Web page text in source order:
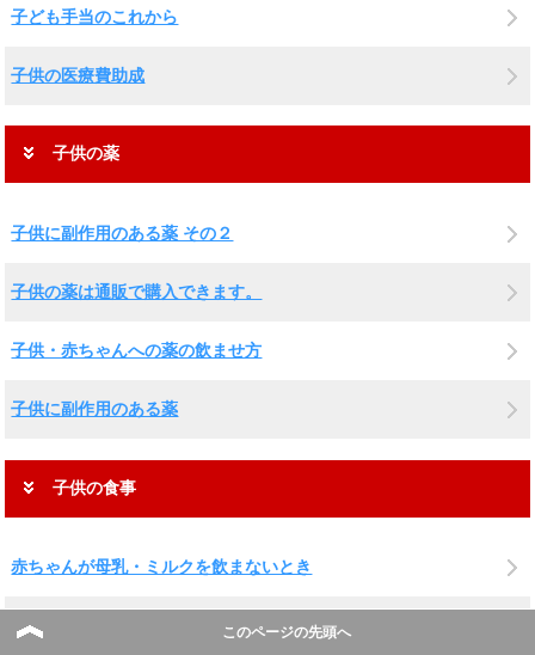
子ども手当のこれから
子供の医療費助成
子供の薬
子供に副作用のある薬 その２
子供の薬は通販で購入できます。
子供・赤ちゃんへの薬の飲ませ方
子供に副作用のある薬
子供の食事
赤ちゃんが母乳・ミルクを飲まないとき
赤ちゃんが離乳食を食べないときこのページの先頭へ